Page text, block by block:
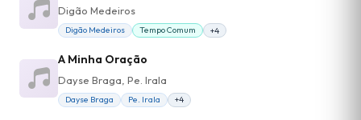
Digão Medeiros
Digão Medeiros Tempo Comum +4
A Minha Oração
Dayse Braga, Pe. Irala
Dayse Braga Pe. Irala +4